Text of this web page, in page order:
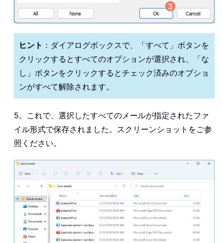
ヒント ：ダイアログボックスで、「すべて」ボタンを
クリックするとすべてのオプションが選択され、「な
し」ボタンをクリックするとチェック済みのオプショ
ンがすべて解除されます。
5。これで、選択したすべてのメールが指定されたファ
イル形式で保存されました。スクリーンショットをご参
照ください。